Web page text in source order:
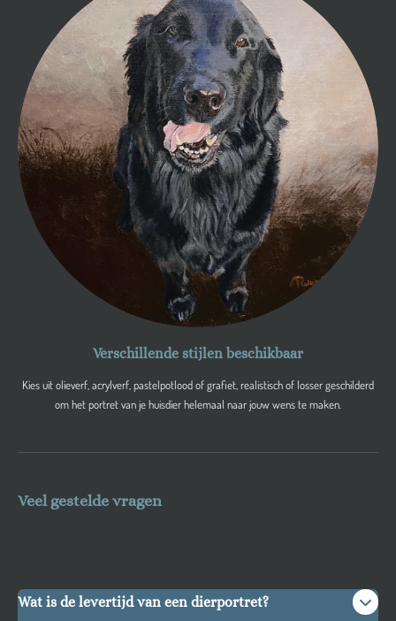
Verschillende stijlen beschikbaar
Kies uit olieverf, acrylverf, pastelpotlood of grafiet, realistisch of losser geschilderd
om het portret van je huisdier helemaal naar jouw wens te maken.
Veel gestelde vragen
Wat is de levertijd van een dierportret?